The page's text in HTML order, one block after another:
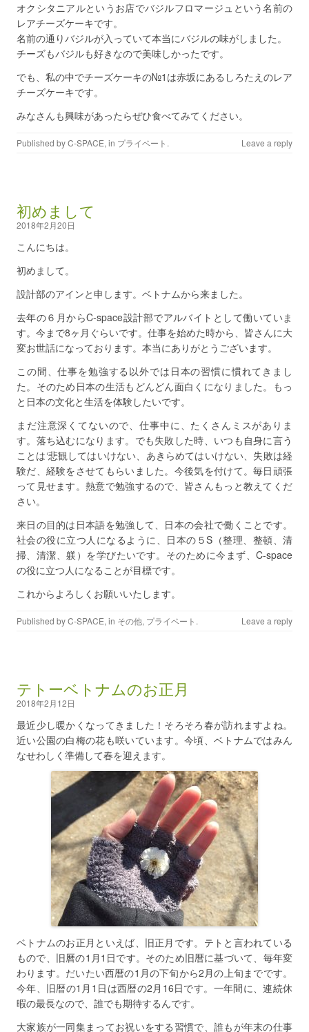
オクシタニアルというお店でバジルフロマージュという名前の
レアチーズケーキです。
名前の通りバジルが入っていて本当にバジルの味がしました。
チーズもバジルも好きなので美味しかったです。
でも、私の中でチーズケーキの№1は赤坂にあるしろたえのレア
チーズケーキです。
みなさんも興味があったらぜひ食べてみてください。
Published byC-SPACE, in プライベート . Leave a reply
初めまして
2018年2月20日
こんにちは。
初めまして。
設計部のアインと申します。ベトナムから来ました。
去年の６月からC-space設計部でアルバイトとして働いていま
す。今まで8ヶ月ぐらいです。仕事を始めた時から、皆さんに大
変お世話になっております。本当にありがとうございます。
この間、仕事を勉強する以外では日本の習慣に慣れてきまし
た。そのため日本の生活もどんどん面白くになりました。もっ
と日本の文化と生活を体験したいです。
まだ注意深くてないので、仕事中に、たくさんミスがありま
す。落ち込むになります。でも失敗した時、いつも自身に言う
ことは‘悲観してはいけない、あきらめてはいけない、失敗は経
験だ、経験をさせてもらいました。今後気を付けて。毎日頑張
って見せます。熱意で勉強するので、皆さんもっと教えてくだ
さい。
来日の目的は日本語を勉強して、日本の会社で働くことです。
社会の役に立つ人になるように、日本の５S（整理、整頓、清
掃、清潔、躾）を学びたいです。そのために今まず、C-space
の役に立つ人になることが目標です。
これからよろしくお願いいたします。
Published byC-SPACE, in その他, プライベート . Leave a reply
テトーベトナムのお正月
2018年2月12日
最近少し暖かくなってきました！そろそろ春が訪れますよね。
近い公園の白梅の花も咲いています。今頃、ベトナムではみん
なせわしく準備して春を迎えます。
ベトナムのお正月といえば、旧正月です。テトと言われている
もので、旧曆の1月1日です。そのため旧暦に基づいて、毎年変
わります。だいたい西暦の1月の下旬から2月の上旬までです。
今年、旧暦の1月1日は西暦の2月16日です。一年間に、連続休
暇の最長なので、誰でも期待するんです。
大家族が一同集まってお祝いをする習慣で、誰もが年末の仕事